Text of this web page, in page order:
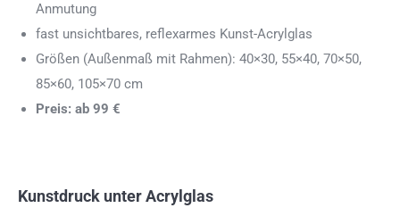
Anmutung
fast unsichtbares, reflexarmes Kunst-Acrylglas
Größen (Außenmaß mit Rahmen): 40×30, 55×40, 70×50,
85×60, 105×70 cm
Preis: ab 99 €
Kunstdruck unter Acrylglas